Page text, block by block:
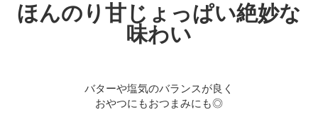
ほんのり甘じょっぱい絶妙な
味わい
バターや塩気のバランスが良く
おやつにもおつまみにも◎